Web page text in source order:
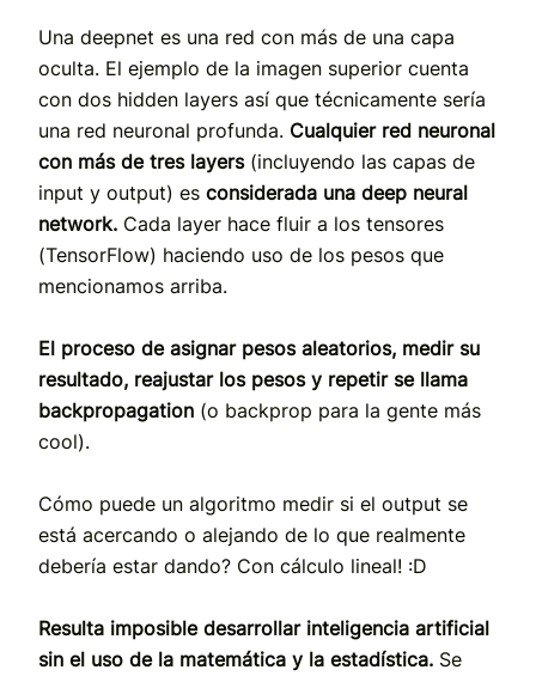
Una deepnet es una red con más de una capa
oculta. El ejemplo de la imagen superior cuenta
con dos hidden layers así que técnicamente sería
una red neuronal profunda. Cualquier red neuronal
con más de tres layers(incluyendo las capas de
input y output) es considerada una deep neural
network. Cada layer hace fluir a los tensores
(TensorFlow) haciendo uso de los pesos que
mencionamos arriba.
El proceso de asignar pesos aleatorios, medir su
resultado, reajustar los pesos y repetir se llama
backpropagation (o backprop para la gente más
cool).
Cómo puede un algoritmo medir si el output se
está acercando o alejando de lo que realmente
debería estar dando? Con cálculo lineal! :D
Resulta imposible desarrollar inteligencia artificial
sin el uso de la matemática y la estadística. Se